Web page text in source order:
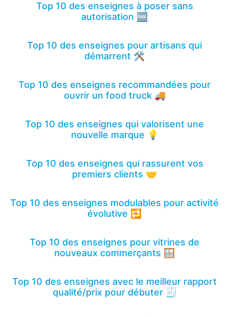
Top 10 des enseignes à poser sans
autorisation 🆓
Top 10 des enseignes pour artisans qui
démarrent 🛠️
Top 10 des enseignes recommandées pour
ouvrir un food truck 🚚
Top 10 des enseignes qui valorisent une
nouvelle marque 💡
Top 10 des enseignes qui rassurent vos
premiers clients 🤝
Top 10 des enseignes modulables pour activité
évolutive 🔁
Top 10 des enseignes pour vitrines de
nouveaux commerçants 🪟
Top 10 des enseignes avec le meilleur rapport
qualité/prix pour débuter 🧾